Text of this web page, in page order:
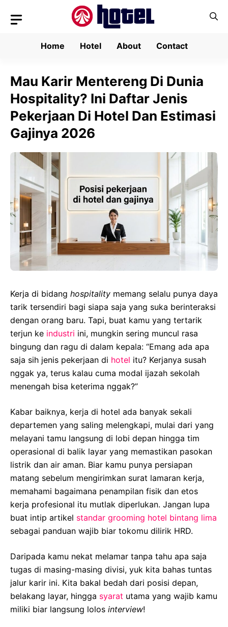
Home
Hotel About Contact
Mau Karir Mentereng Di Dunia
Hospitality? Ini Daftar Jenis
Pekerjaan Di Hotel Dan Estimasi
Gajinya 2026
Kerja di bidang hospitality memang selalu punya daya
tarik tersendiri bagi siapa saja yang suka berinteraksi
dengan orang baru. Tapi, buat kamu yang tertarik
terjun ke industri ini, mungkin sering muncul rasa
bingung dan ragu di dalam kepala: “Emang ada apa
saja sih jenis pekerjaan di hotel itu? Kerjanya susah
nggak ya, terus kalau cuma modal ijazah sekolah
menengah bisa keterima nggak?”
Kabar baiknya, kerja di hotel ada banyak sekali
departemen yang saling melengkapi, mulai dari yang
melayani tamu langsung di lobi depan hingga tim
operasional di balik layar yang memastikan pasokan
listrik dan air aman. Biar kamu punya persiapan
matang sebelum mengirimkan surat lamaran kerja,
memahami bagaimana penampilan fisik dan etos
kerja profesional itu mutlak diperlukan. Jangan lupa
buat intip artikel standar grooming hotel bintang lima
sebagai panduan wajib biar tokomu dilirik HRD.
Daripada kamu nekat melamar tanpa tahu apa saja
tugas di masing-masing divisi, yuk kita bahas tuntas
jalur karir ini. Kita bakal bedah dari posisi depan,
belakang layar, hingga syarat utama yang wajib kamu
miliki biar langsung lolos interview!